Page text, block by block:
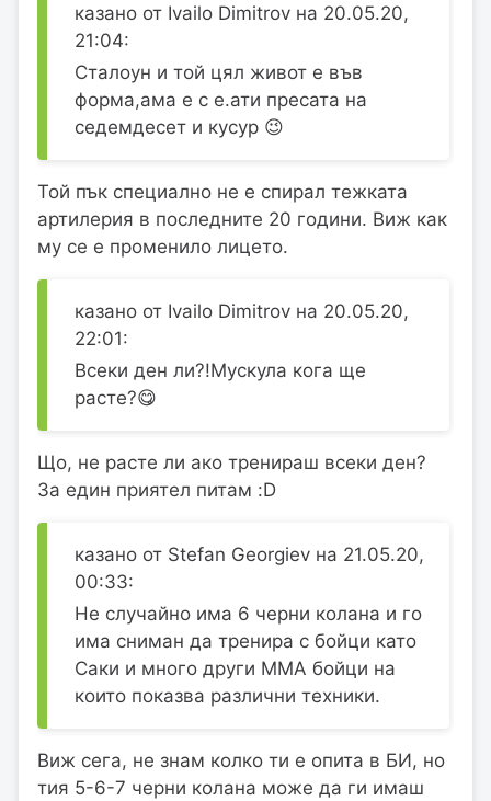
казано от Ivailo Dimitrov на 20.05.20,
21:04:
Сталоун и той цял живот е във
форма,ама е с е.ати пресата на
седемдесет и кусур 😉
Той пък специално не е спирал тежката
артилерия в последните 20 години. Виж как
му се е променило лицето.
казано от Ivailo Dimitrov на 20.05.20,
22:01:
Всеки ден ли?!Мускула кога ще
расте?😋
Що, не расте ли ако тренираш всеки ден?
За един приятел питам :D
казано от Stefan Georgiev на 21.05.20,
00:33:
Не случайно има 6 черни колана и го
има сниман да тренира с бойци като
Саки и много други ММА бойци на
които показва различни техники.
Виж сега, не знам колко ти е опита в БИ, но
тия 5-6-7 черни колана може да ги имаш